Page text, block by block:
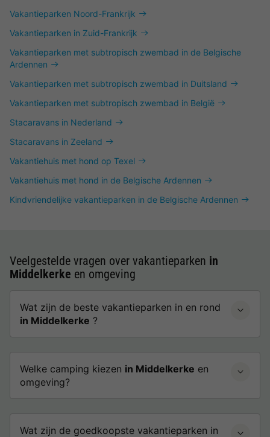
Vakantieparken Noord-Frankrijk
Vakantieparken in Zuid-Frankrijk
Vakantieparken met subtropisch zwembad in de Belgische
Ardennen
Vakantieparken met subtropisch zwembad in Duitsland
Vakantieparken met subtropisch zwembad in België
Stacaravans in Nederland
Stacaravans in Zeeland
Vakantiehuis met hond op Texel
Vakantiehuis met hond in de Belgische Ardennen
Kindvriendelijke vakantieparken in de Belgische Ardennen
Veelgestelde vragen over vakantieparken in
Middelkerke en omgeving
Wat zijn de beste vakantieparken in en rond
in Middelkerke ?
Welke camping kiezen in Middelkerke en
omgeving?
Wat zijn de goedkoopste vakantieparken in